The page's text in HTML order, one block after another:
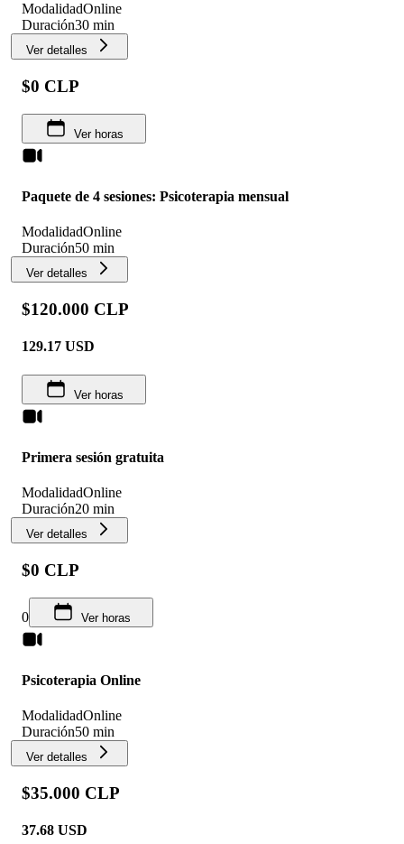
ModalidadOnline
Duración30 min
Ver detalles
$0 CLP
Ver horas
Paquete de 4 sesiones: Psicoterapia mensual
ModalidadOnline
Duración50 min
Ver detalles
$120.000 CLP
129.17 USD
Ver horas
Primera sesión gratuita
ModalidadOnline
Duración20 min
Ver detalles
$0 CLP
0 Ver horas
Psicoterapia Online
ModalidadOnline
Duración50 min
Ver detalles
$35.000 CLP
37.68 USD